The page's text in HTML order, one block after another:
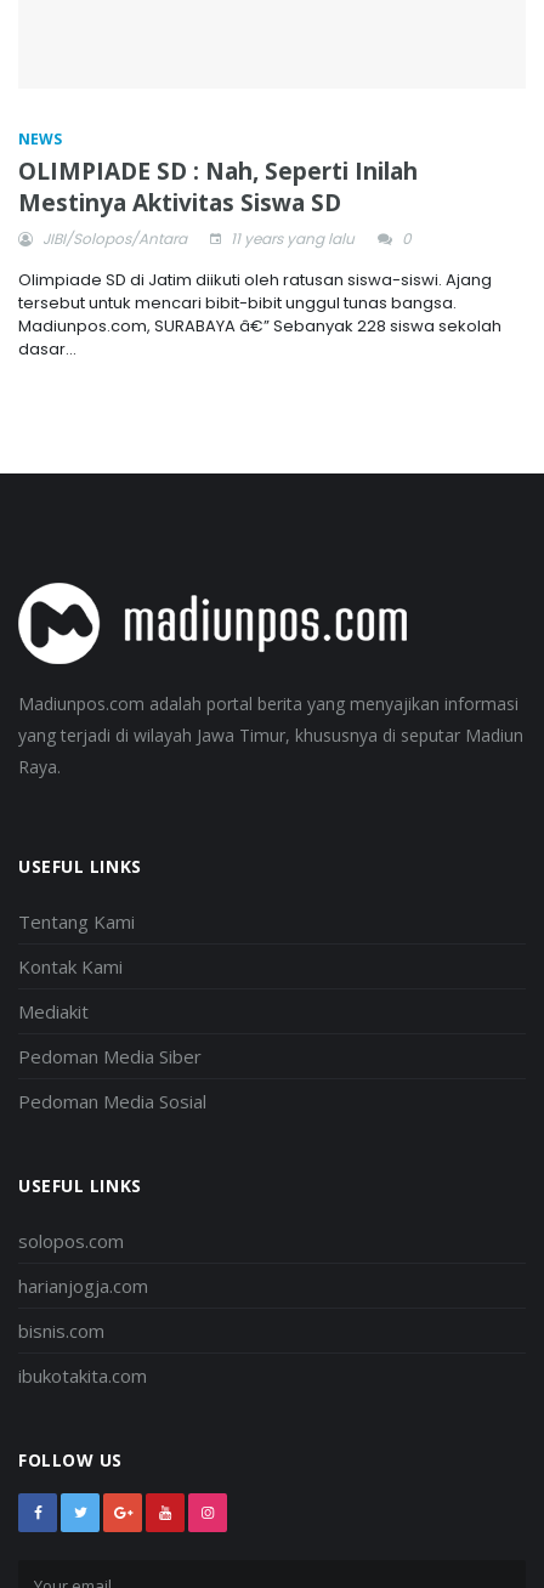
NEWS
OLIMPIADE SD : Nah, Seperti Inilah
Mestinya Aktivitas Siswa SD
JIBI/Solopos/Antara 11 years yang lalu 0
Olimpiade SD di Jatim diikuti oleh ratusan siswa-siswi. Ajang
tersebut untuk mencari bibit-bibit unggul tunas bangsa.
Madiunpos.com, SURABAYA â€” Sebanyak 228 siswa sekolah
dasar...
Madiunpos.com adalah portal berita yang menyajikan informasi
yang terjadi di wilayah Jawa Timur, khususnya di seputar Madiun
Raya.
USEFUL LINKS
Tentang Kami
Kontak Kami
Mediakit
Pedoman Media Siber
Pedoman Media Sosial
USEFUL LINKS
solopos.com
harianjogja.com
bisnis.com
ibukotakita.com
FOLLOW US